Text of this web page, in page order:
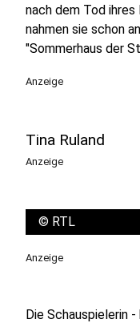
nach dem Tod ihres
nahmen sie schon
"Sommerhaus der
Anzeige
Tina Ruland
Anzeige
© RTL
Anzeige
Die Schauspielerin